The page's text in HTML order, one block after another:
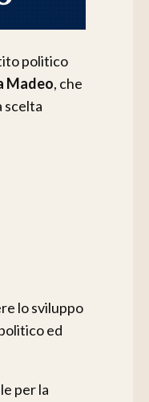
politico
Madeo, che
scelta
lo sviluppo
ed
per la